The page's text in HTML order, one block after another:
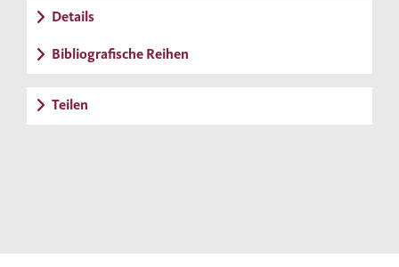
Details
Bibliografische Reihen
Teilen